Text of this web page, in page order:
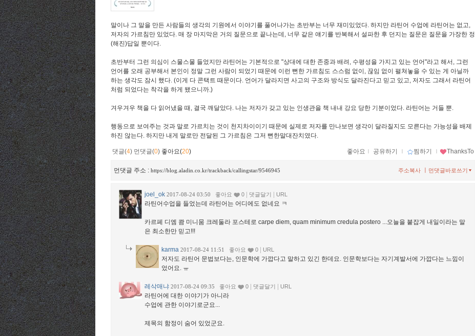
말이나 그 말을 만든 사람들의 생각의 기원에서 이야기를 풀어나가는 초반부는 너무 재미있었다. 하지만 라틴어 수업에 라틴어는 없고,
저자의 가르침만 있었다. 매 장 마지막은 거의 질문으로 끝나는데, 너무 같은 얘기를 반복해서 설파한 후 던지는 질문은 질문을 가장한 정
(해진)답일 뿐이다.
초반부터 그런 의심이 스물스물 들었지만 라틴어는 기본적으로 "상대에 대한 존중과 배려, 수평성을 가지고 있는 언어"라고 해서, 그런
언어를 오래 공부해서 본인이 정말 그런 사람이 되었기 때문에 이런 뻔한 가르침도 스스럼 없이, 끊임 없이 펼쳐놓을 수 있는 게 아닐까
하는 생각도 잠시 했다. (이게 다 콘택트 때문이다. 언어가 달라지면 사고의 구조와 방식도 달라진다고 믿고 있고, 저자도 그래서 라틴어
처럼 되었다는 착각을 하게 됐으니까.)
겨우겨우 책을 다 읽어냈을 때, 결국 깨달았다. 나는 저자가 갖고 있는 인생관을 책 내내 강요 당한 기분이었다. 라틴어는 거들 뿐.
행동으로 보여주는 것과 말로 가르치는 것이 천지차이이기 때문에 실제로 저자를 만나보면 생각이 달라질지도 모른다는 가능성을 배제
하진 않는다. 하지만 내게 말로만 전달된 그 가르침은 그저 뻔한말대잔치였다.
댓글(4) 먼댓글(0) 좋아요(20) 좋아요 ｌ 공유하기 ｌ 찜하기 ｌ ThanksTo
먼댓글 주소 : https://blog.aladin.co.kr/trackback/callingstar/9546945 먼댓글바로쓰기
주소복사
joel_ok 2017-08-24 03:50 좋아요 0 댓글달기 URL
라틴어수업을 들었는데 라틴어는 어디에도 없네요 ㅋ
카르페 디엠 쾀 미니뭄 크레둘라 포스테로 carpe diem, quam minimum credula postero ...오늘을 붙잡게 내일이라는 말
은 최소한만 믿고!!!
karma 2017-08-24 11:51 좋아요 0 URL
저자도 라틴어 문법보다는, 인문학에 가깝다고 말하고 있긴 한데요. 인문학보다는 자기계발서에 가깝다는 느낌이
었어요. ㅠ
레삭매냐 2017-08-24 09:35 좋아요 0 댓글달기 URL
라틴어에 대한 이야기가 아니라
수업에 관한 이야기로군요...
제목의 함정이 숨어 있었군요.